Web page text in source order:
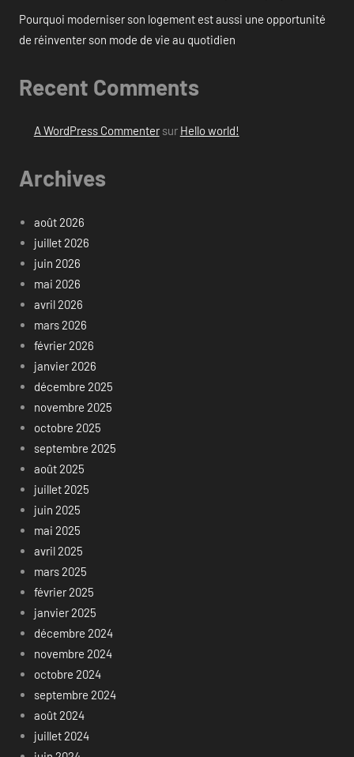
Pourquoi moderniser son logement est aussi une opportunité
de réinventer son mode de vie au quotidien
Recent Comments
A WordPress Commentersur Hello world!
Archives
août 2026
juillet 2026
juin 2026
mai 2026
avril 2026
mars 2026
février 2026
janvier 2026
décembre 2025
novembre 2025
octobre 2025
septembre 2025
août 2025
juillet 2025
juin 2025
mai 2025
avril 2025
mars 2025
février 2025
janvier 2025
décembre 2024
novembre 2024
octobre 2024
septembre 2024
août 2024
juillet 2024